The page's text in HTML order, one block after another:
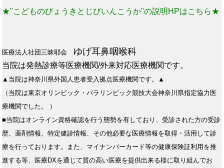
★"こどものびょうきとじびいんこうか"の説明HPはこちら★
医療法人社団三昧耶会 ゆげ耳鼻咽喉科
当院は発熱診療等医療機関/外来対応医療機関です。
▲当院は神奈川県外国人患者受入拠点医療機関です。▲
（当院は東京オリンピック・パラリンピック競技大会神奈川県指定協力医
療機関でした。 ）
■当院はオンライン資格確認を行う態勢を有しており、受診された方の受診
歴、薬剤情報、特定健診情報、その他必要な医療情報を取得・活用して診
療を行っております。また、マイナンバーカード等の健康保険証利用を推
進する等、医療DXを通じて質の高い医療を提供出来る様に取り組んでお